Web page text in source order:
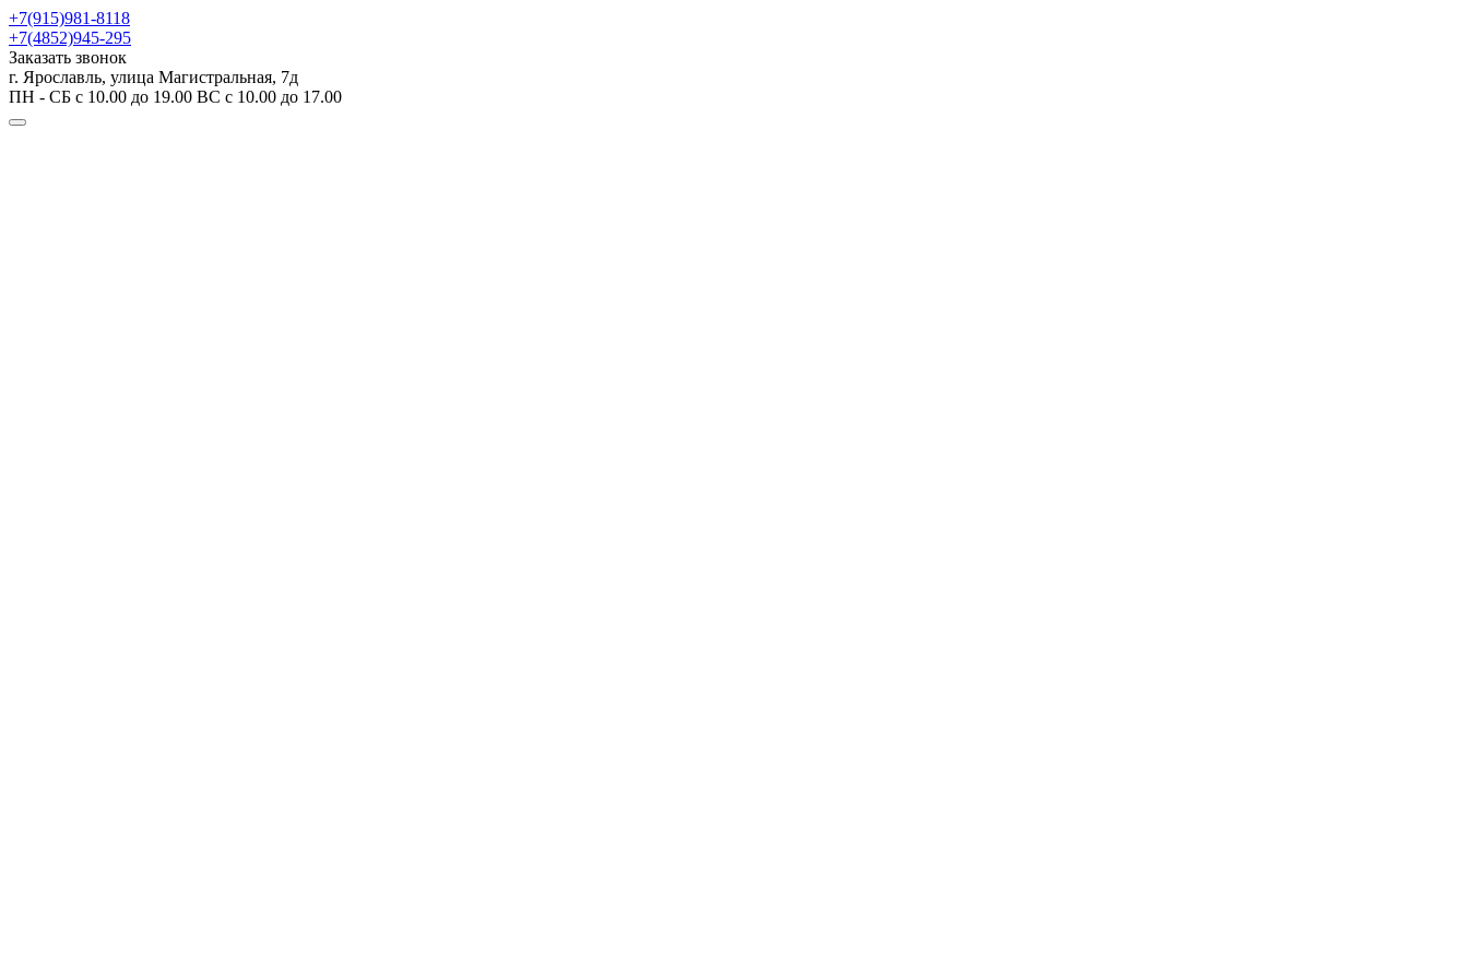
+7(915)981-8118
+7(4852)945-295
Заказать звонок
г. Ярославль, улица Магистральная, 7д
ПН - СБ с 10.00 до 19.00 ВС с 10.00 до 17.00